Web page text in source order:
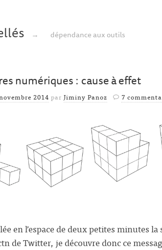
→ dépendance aux outils
numériques : cause à effet
2014 parJiminy Panoz 7
en l’espace de deux petites minutes la
de Twitter, je découvre donc ce